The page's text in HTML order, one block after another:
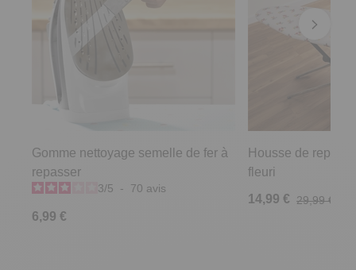
Gomme nettoyage semelle de fer à
repasser
3/5 - 70 avis
6,99 €
Housse de
fleuri
14,99 € 29,99 €